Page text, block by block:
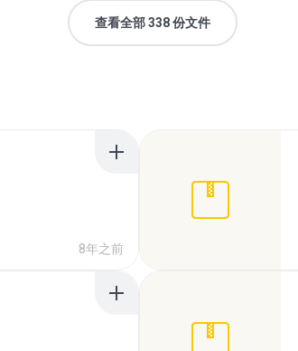
查看全部 338 份文件
8年之前